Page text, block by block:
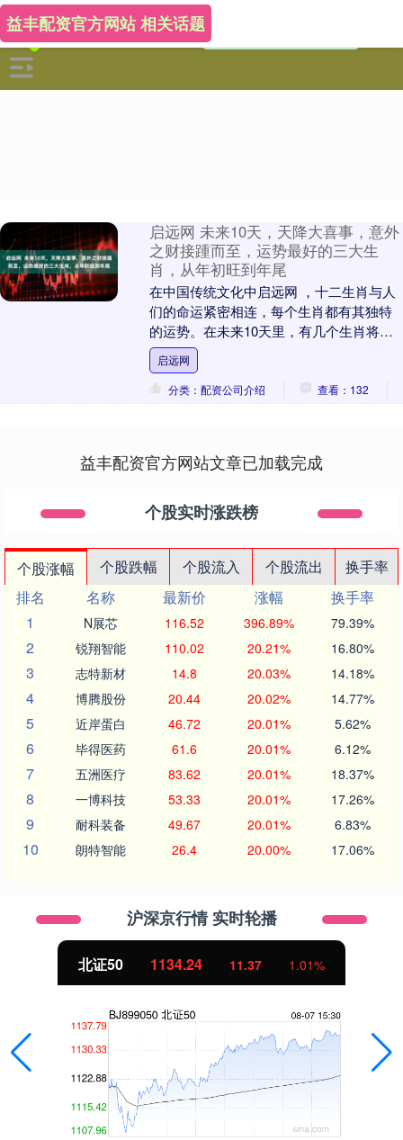
益丰配资官方网站 相关话题
启远网 未来10天，天降大喜事，意外
之财接踵而至，运势最好的三大生
肖，从年初旺到年尾
在中国传统文化中启远网 ，十二生肖与人
们的命运紧密相连，每个生肖都有其独特
的运势。在未来10天里，有几个生肖将迎
来天降大喜事，意外之财接踵而至，运势
好到让人羡慕....
启远网
分类：配资公司介绍
查看：132
益丰配资官方网站文章已加载完成
个股实时涨跌榜
个股涨幅 个股跌幅 个股流入 个股流出
换手率
排名
名称 最新价 涨幅
换手率
1
N展芯 116.52 396.89% 79.39%
2 锐翔智能 110.02 20.21% 16.80%
3 志特新材 14.8 20.03% 14.18%
4 博腾股份 20.44 20.02% 14.77%
5 近岸蛋白 46.72 20.01% 5.62%
6 毕得医药 61.6 20.01% 6.12%
7 五洲医疗 83.62 20.01% 18.37%
8 一博科技 53.33 20.01% 17.26%
9 耐科装备 49.67 20.01% 6.83%
10 朗特智能 26.4 20.00% 17.06%
沪深京行情 实时轮播
北证50 1134.24 11.37 1.01%